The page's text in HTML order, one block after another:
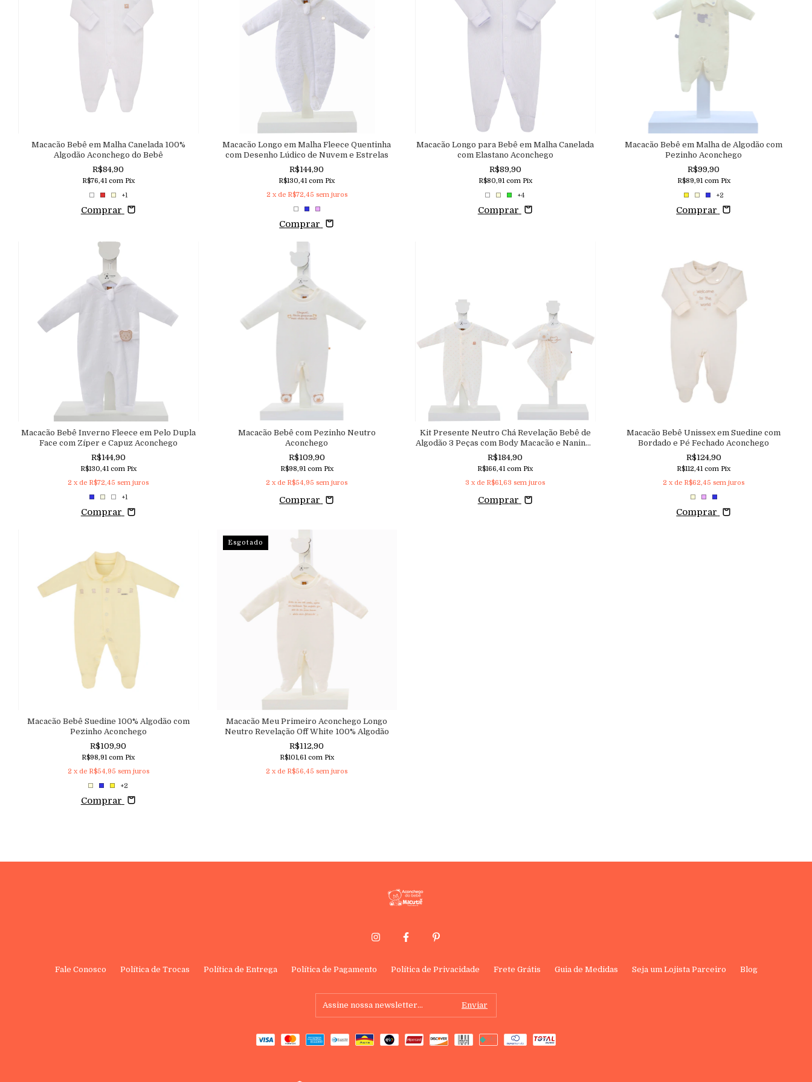
Macacão Bebê em Malha Canelada 100%
Algodão Aconchego do Bebê
R$84,90
R$76,41 com Pix
+1
Comprar
Macacão Longo em Malha Fleece Quentinha
com Desenho Lúdico de Nuvem e Estrelas
R$144,90
R$130,41com Pix
2 x de R$72,45 sem juros
Comprar
Macacão Longo para Bebê em Malha Canelada
com Elastano Aconchego
R$89,90
R$80,91 com Pix
+4
Comprar
Macacão Bebê em Malha de Algodão com
Pezinho Aconchego
R$99,90
R$89,91 com Pix
+2
Comprar
Macacão Bebê Inverno Fleece em Pelo Dupla
Face com Zíper e Capuz Aconchego
R$144,90
R$130,41 com Pix
2 x de R$72,45 sem juros
+1
Comprar
Macacão Bebê com Pezinho Neutro
Aconchego
R$109,90
R$98,91 com Pix
2 x de R$54,95 sem juros
Comprar
Kit Presente Neutro Chá Revelação Bebê de
Algodão 3 Peças com Body Macacão e Naninha
Aconchego
R$184,90
R$166,41com Pix
3 x de R$61,63 sem juros
Comprar
Macacão Bebê Unissex em Suedine com
Bordado e Pé Fechado Aconchego
R$124,90
R$112,41com Pix
2 x de R$62,45 sem juros
Comprar
Macacão Bebê Suedine 100% Algodão com
Pezinho Aconchego
R$109,90
R$98,91com Pix
2 x de R$54,95 sem juros
+2
Comprar
Esgotado
Macacão Meu Primeiro Aconchego Longo
Neutro Revelação Off White 100% Algodão
R$112,90
R$101,61 com Pix
2 x de R$56,45 sem juros
Fale Conosco Política de Trocas Política de Entrega Política de Pagamento Política de Privacidade Frete Grátis Guia de Medidas Seja um Lojista Parceiro Blog